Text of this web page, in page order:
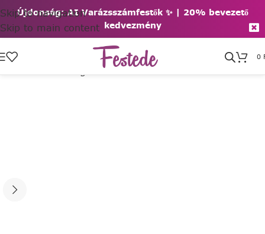
Újdonság: AI Varázsszámfestők ✨ | 20% bevezető
kedvezmény
Skip to navigation
Skip to main content
0